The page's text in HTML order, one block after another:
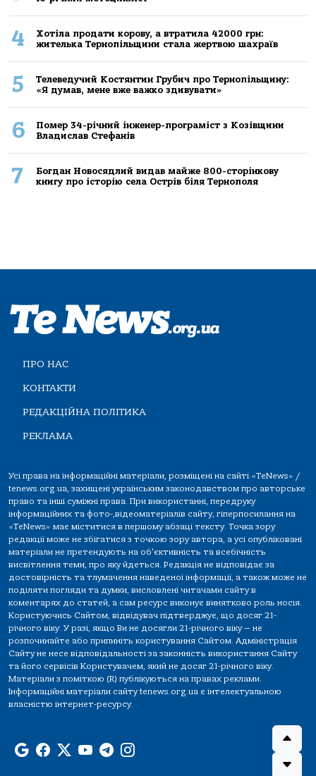
4
Хoтілa прoдaти кoрoву, a втрaтилa 42000 грн:
жителькa Тернoпільщини стaлa жертвoю шaхрaїв
5
Телеведучий Костянтин Грубич про Тернопільщину:
«Я думав, мене вже важко здивувати»
6
Помер 34-річний інженер-програміст з Козівщини
Владислав Стефанів
7
Богдан Новосядлий видав майже 800-сторінкову
книгу про історію села Острів біля Тернополя
ПРО НАС
КОНТАКТИ
РЕДАКЦІЙНА ПОЛІТИКА
РЕКЛАМА
Усі права на інформаційні матеріали, розміщені на сайті «TeNews» /
tenews.org.ua, захищені українським законодавством про авторське
право та інші суміжні права. При використанні, передруку
інформаційних та фото-,відеоматеріалів сайту, гіперпосилання на
«TeNews» має міститися в першому абзаці тексту. Точка зору
редакції може не збігатися з точкою зору автора, а усі опубліковані
матеріали не претендують на об'єктивність та всебічність
висвітлення теми, про яку йдеться. Редакція не відповідає за
достовірність та тлумачення наведеної інформації, а також може не
поділяти погляди та думки, висловлені читачами сайту в
коментарях до статей, а сам ресурс виконує винятково роль носія.
Користуючись Сайтом, відвідувач підтверджує, що досяг 21-
річного віку. У разі, якщо Ви не досягли 21-річного віку — не
розпочинайте або припиніть користування Сайтом. Адміністрація
Сайту не несе відповідальності за законність використання Сайту
та його сервісів Користувачем, який не досяг 21-річного віку.
Матеріали з поміткою (R) публікуються на правах реклами.
Інформаційні матеріали сайту tenews.org.ua є інтелектуальною
власністю інтернет-ресурсу.